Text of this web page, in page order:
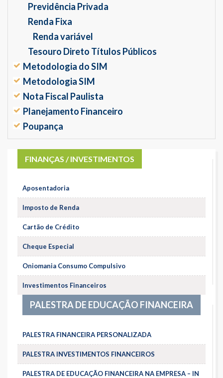
Previdência Privada
Renda Fixa
Renda variável
Tesouro Direto Títulos Públicos
Metodologia do SIM
Metodologia SIM
Nota Fiscal Paulista
Planejamento Financeiro
Poupança
FINANÇAS / INVESTIMENTOS
Aposentadoria
Imposto de Renda
Cartão de Crédito
Cheque Especial
Oniomania Consumo Compulsivo
Investimentos Financeiros
PALESTRA DE EDUCAÇÃO FINANCEIRA
PALESTRA FINANCEIRA PERSONALIZADA
PALESTRA INVESTIMENTOS FINANCEIROS
PALESTRA DE EDUCAÇÃO FINANCEIRA NA EMPRESA – IN